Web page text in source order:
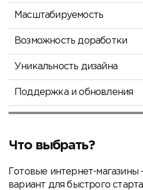
Масштабируемость
Возможность доработки
Уникальность дизайна
Поддержка и обновления
Что выбрать?
Готовые интернет-
вариант для быстрого